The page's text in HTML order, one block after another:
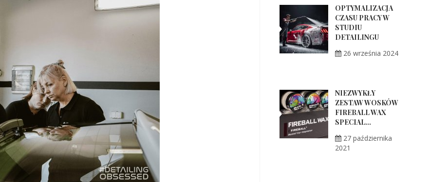
OPTYMALIZACJA
CZASU PRACY W
STUDIU
DETAILINGU
26 września 2024
NIEZWYKŁY
ZESTAW WOSKÓW
FIREBALL WAX
SPECIAL...
27 października
2021